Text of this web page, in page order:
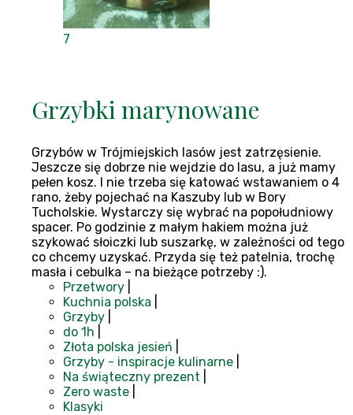
7
Grzybki marynowane
Grzybów w Trójmiejskich lasów jest zatrzęsienie.
Jeszcze się dobrze nie wejdzie do lasu, a już mamy
pełen kosz. I nie trzeba się katować wstawaniem o 4
rano, żeby pojechać na Kaszuby lub w Bory
Tucholskie. Wystarczy się wybrać na popołudniowy
spacer. Po godzinie z małym hakiem można już
szykować słoiczki lub suszarkę, w zależności od tego
co chcemy uzyskać. Przyda się też patelnia, trochę
masła i cebulka – na bieżące potrzeby :).
Przetwory
Kuchnia polska
Grzyby
do 1h
Złota polska jesień
Grzyby - inspiracje kulinarne
Na świąteczny prezent
Zero waste
Klasyki